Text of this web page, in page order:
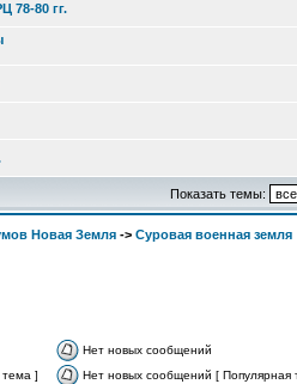
78-80 гг.
Показать темы:
Новая Земля -> Суровая военная земля
Нет новых сообщений
]
Нет новых сообщений [ Популярная